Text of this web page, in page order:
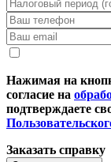
Нажимая на
согласие на
подтверждаете
Заказать справку